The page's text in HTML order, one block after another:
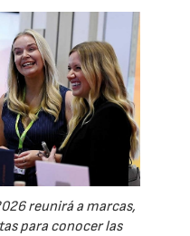
reunirá a marcas,
para conocer las